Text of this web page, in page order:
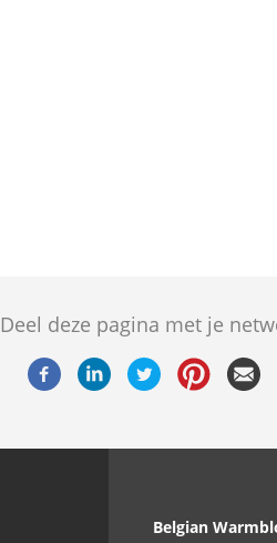
Deel deze pagina met je
Belgian